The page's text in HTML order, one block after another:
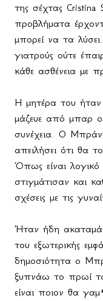
της σέχτας Cristina
προβλήματα
μπορεί να τα
γιατρούς ούτε
κάθε ασθένεια με
Η μητέρα του ήταν
μάζευε από μπαρ
συνέχεια. Ο
απειλήσει ότι θα
Όπως είναι
στιγμάτισαν και
σχέσεις με τις
Ήταν ήδη
του εξωτερικής
δημοσιότητα ο
ξυπνάω το πρωί
είναι ποιον θα